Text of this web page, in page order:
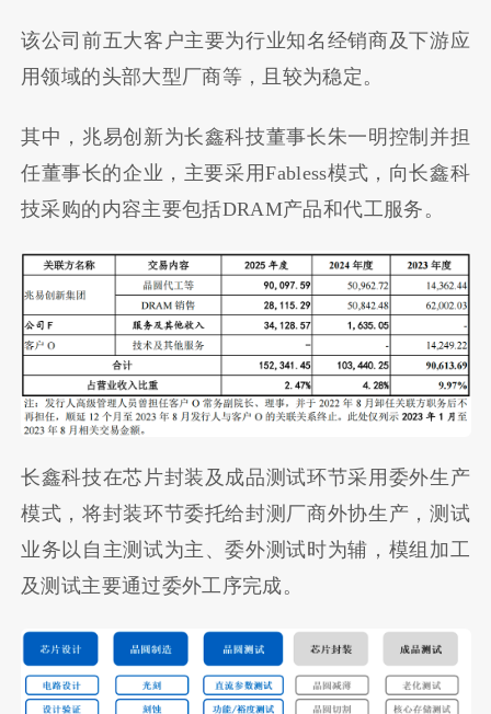
该公司前五大客户主要为行业知名经销商及下游应
用领域的头部大型厂商等，且较为稳定。
其中，兆易创新为长鑫科技董事长朱一明控制并担
任董事长的企业，主要采用Fabless模式，向长鑫科
技采购的内容主要包括DRAM产品和代工服务。
长鑫科技在芯片封装及成品测试环节采用委外生产
模式，将封装环节委托给封测厂商外协生产，测试
业务以自主测试为主、委外测试时为辅，模组加工
及测试主要通过委外工序完成。